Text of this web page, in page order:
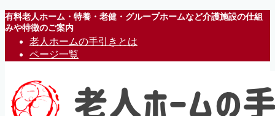
有料老人ホーム・特養・老健・グループホームなど介護施設の仕組
みや特徴のご案内
老人ホームの手引きとは
ページ一覧